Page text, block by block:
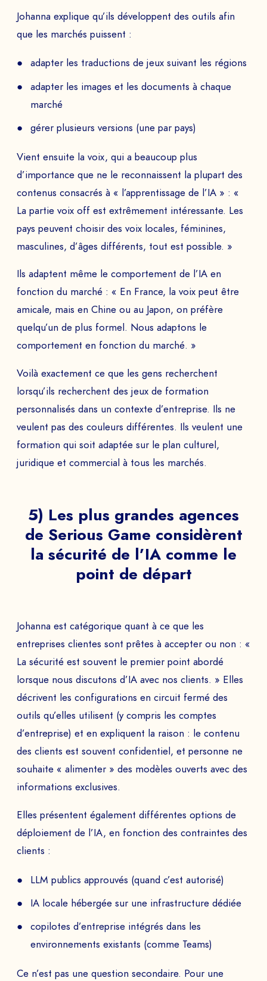
Johanna explique qu’ils développent des outils afin
que les marchés puissent :
adapter les traductions de jeux suivant les régions
adapter les images et les documents à chaque
marché
gérer plusieurs versions (une par pays)
Vient ensuite la voix, qui a beaucoup plus
d’importance que ne le reconnaissent la plupart des
contenus consacrés à « l’apprentissage de l’IA » : «
La partie voix off est extrêmement intéressante. Les
pays peuvent choisir des voix locales, féminines,
masculines, d’âges différents, tout est possible. »
Ils adaptent même le comportement de l’IA en
fonction du marché : « En France, la voix peut être
amicale, mais en Chine ou au Japon, on préfère
quelqu’un de plus formel. Nous adaptons le
comportement en fonction du marché. »
Voilà exactement ce que les gens recherchent
lorsqu’ils recherchent des jeux de formation
personnalisés dans un contexte d’entreprise. Ils ne
veulent pas des couleurs différentes. Ils veulent une
formation qui soit adaptée sur le plan culturel,
juridique et commercial à tous les marchés.
5) Les plus grandes agences
de Serious Game considèrent
la sécurité de l’IA comme le
point de départ
Johanna est catégorique quant à ce que les
entreprises clientes sont prêtes à accepter ou non : «
La sécurité est souvent le premier point abordé
lorsque nous discutons d’IA avec nos clients. » Elles
décrivent les configurations en circuit fermé des
outils qu’elles utilisent (y compris les comptes
d’entreprise) et en expliquent la raison : le contenu
des clients est souvent confidentiel, et personne ne
souhaite « alimenter » des modèles ouverts avec des
informations exclusives.
Elles présentent également différentes options de
déploiement de l’IA, en fonction des contraintes des
clients :
LLM publics approuvés (quand c’est autorisé)
IA locale hébergée sur une infrastructure dédiée
copilotes d’entreprise intégrés dans les
environnements existants (comme Teams)
Ce n’est pas une question secondaire. Pour une
EMAIL *
TÉLÉPHONE
Programmer la demo
Le
à
ENVOYER